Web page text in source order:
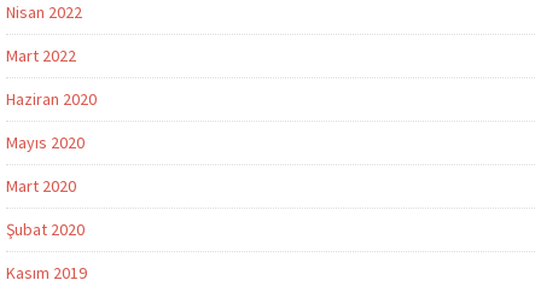
Nisan 2022
Mart 2022
Haziran 2020
Mayıs 2020
Mart 2020
Şubat 2020
Kasım 2019